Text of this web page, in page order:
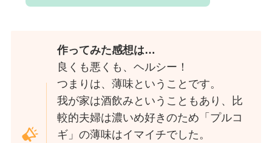
作ってみた感想は…
良くも悪くも、ヘルシー！
つまりは、薄味ということです。
我が家は酒飲みということもあり、比
較的夫婦は濃いめ好きのため「プルコ
ギ」の薄味はイマイチでした。